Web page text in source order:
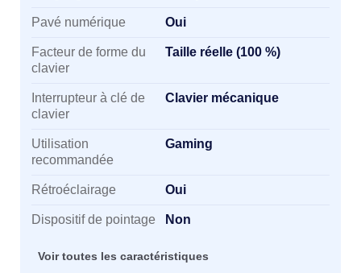
Pavé numérique Oui
Facteur de forme du
clavier
Taille réelle (100 %)
Interrupteur à clé de
clavier
Clavier mécanique
Utilisation
recommandée
Gaming
Rétroéclairage Oui
Dispositif de pointage Non
Voir toutes les caractéristiques